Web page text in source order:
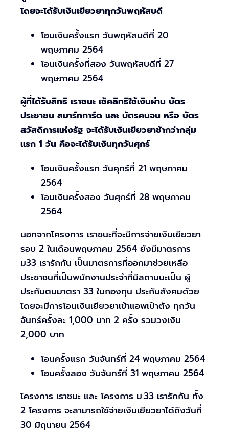
โดยจะได้รับเงินเยียวยาทุกวันพฤหัสบดี
โอนเงินครั้งแรก วันพฤหัสบดีที่ 20
พฤษภาคม 2564
โอนเงินครั้งที่สอง วันพฤหัสบดีที่ 27
พฤษภาคม 2564
ผู้ที่ได้รับสิทธิ เราชนะ เช็คสิทธิใช้เงินผ่าน บัตร
ประชาชน สมาร์ทการ์ด และ บัตรคนจน หรือ บัตร
สวัสดิการแห่งรัฐ จะได้รับเงินเยียวยาช้ากว่ากลุ่ม
แรก 1 วัน คือจะได้รับเงินทุกวันศุกร์
โอนเงินครั้งแรก วันศุกร์ที่ 21 พฤษภาคม
2564
โอนเงินครั้งสอง วันศุกร์ที่ 28 พฤษภาคม
2564
นอกจากโครงการ เราชนะที่จะมีการจ่ายเงินเยียวยา
รอบ 2 ในเดือนพฤษภาคม 2564 ยังมีมาตรการ
ม33 เรารักกัน เป็นมาตรการที่ออกมาช่วยเหลือ
ประชาชนที่เป็นพนักงานประจำที่มีสถานนะเป็น ผู้
ประกันตนมาตรา 33 ในกองทุน ประกันสังคมด้วย
โดยจะมีการโอนเงินเยียวยาเข้าแอพเป๋าตัง ทุกวัน
จันทร์ครั้งละ 1,000 บาท 2 ครั้ง รวมวงเงิน
2,000 บาท
โอนครั้งแรก วันจันทร์ที่ 24 พฤษภาคม 2564
โอนครั้งสอง วันจันทร์ที่ 31 พฤษภาคม 2564
โครงการ เราชนะ และ โครงการ ม.33 เรารักกัน ทั้ง
2 โครงการ จะสามารถใช้จ่ายเงินเยียวยาได้ถึงวันที่
30 มิถุนายน 2564